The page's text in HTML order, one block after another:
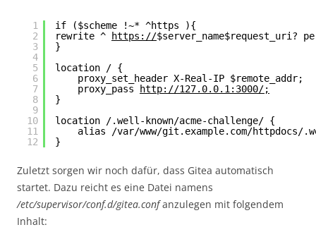
1
2
3
4
5
6
7
8
9
10
11
12
if ($scheme !~* ^https ){
rewrite ^
https://$server_name$request_uri?
}
location / {
proxy_set_header X-Real-IP $remote_addr;
proxy_pass
http://127.0.0.1:3000/;
}
location /.well-known/acme-challenge/ {
alias /var/www/git.example.com/httpdocs/
}
Zuletzt sorgen wir noch dafür, dass Gitea automatisch
startet. Dazu reicht es eine Datei namens
/etc/supervisor/conf.d/gitea.confanzulegen mit folgendem
Inhalt: